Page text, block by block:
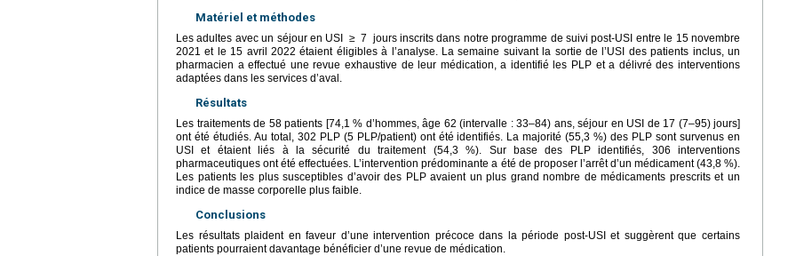
Matériel et méthodes
Les adultes avec un séjour en USI ≥ 7 jours inscrits dans notre programme de suivi post-USI entre le 15 novembre
2021 et le 15 avril 2022 étaient éligibles à l’analyse. La semaine suivant la sortie de l’USI des patients inclus, un
pharmacien a effectué une revue exhaustive de leur médication, a identifié les PLP et a délivré des interventions
adaptées dans les services d’aval.
Résultats
Les traitements de 58 patients [74,1 % d’hommes, âge 62 (intervalle : 33–84) ans, séjour en USI de 17 (7–95) jours]
ont été étudiés. Au total, 302 PLP (5 PLP/patient) ont été identifiés. La majorité (55,3 %) des PLP sont survenus en
USI et étaient liés à la sécurité du traitement (54,3 %). Sur base des PLP identifiés, 306 interventions
pharmaceutiques ont été effectuées. L’intervention prédominante a été de proposer l’arrêt d’un médicament (43,8 %).
Les patients les plus susceptibles d’avoir des PLP avaient un plus grand nombre de médicaments prescrits et un
indice de masse corporelle plus faible.
Conclusions
Les résultats plaident en faveur d’une intervention précoce dans la période post-USI et suggèrent que certains
patients pourraient davantage bénéficier d’une revue de médication.